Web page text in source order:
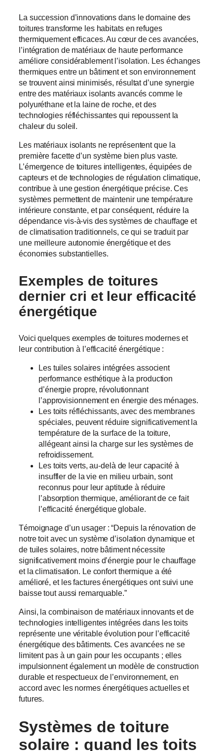
La succession d’innovations dans le domaine des
toitures transforme les habitats en refuges
thermiquement efficaces. Au cœur de ces avancées,
l’intégration de matériaux de haute performance
améliore considérablement l’isolation. Les échanges
thermiques entre un bâtiment et son environnement
se trouvent ainsi minimisés, résultat d’une synergie
entre des matériaux isolants avancés comme le
polyuréthane et la laine de roche, et des
technologies réfléchissantes qui repoussent la
chaleur du soleil.
Les matériaux isolants ne représentent que la
première facette d’un système bien plus vaste.
L’émergence de toitures intelligentes, équipées de
capteurs et de technologies de régulation climatique,
contribue à une gestion énergétique précise. Ces
systèmes permettent de maintenir une température
intérieure constante, et par conséquent, réduire la
dépendance vis-à-vis des systèmes de chauffage et
de climatisation traditionnels, ce qui se traduit par
une meilleure autonomie énergétique et des
économies substantielles.
Exemples de toitures
dernier cri et leur efficacité
énergétique
Voici quelques exemples de toitures modernes et
leur contribution à l’efficacité énergétique :
Les tuiles solaires intégrées associent
performance esthétique à la production
d’énergie propre, révolutionnant
l’approvisionnement en énergie des ménages.
Les toits réfléchissants, avec des membranes
spéciales, peuvent réduire significativement la
température de la surface de la toiture,
allégeant ainsi la charge sur les systèmes de
refroidissement.
Les toits verts, au-delà de leur capacité à
insuffler de la vie en milieu urbain, sont
reconnus pour leur aptitude à réduire
l’absorption thermique, améliorant de ce fait
l’efficacité énergétique globale.
Témoignage d’un usager : “Depuis la rénovation de
notre toit avec un système d’isolation dynamique et
de tuiles solaires, notre bâtiment nécessite
significativement moins d’énergie pour le chauffage
et la climatisation. Le confort thermique a été
amélioré, et les factures énergétiques ont suivi une
baisse tout aussi remarquable.”
Ainsi, la combinaison de matériaux innovants et de
technologies intelligentes intégrées dans les toits
représente une véritable évolution pour l’efficacité
énergétique des bâtiments. Ces avancées ne se
limitent pas à un gain pour les occupants ; elles
impulsionnent également un modèle de construction
durable et respectueux de l’environnement, en
accord avec les normes énergétiques actuelles et
futures.
Systèmes de toiture
solaire : quand les toits